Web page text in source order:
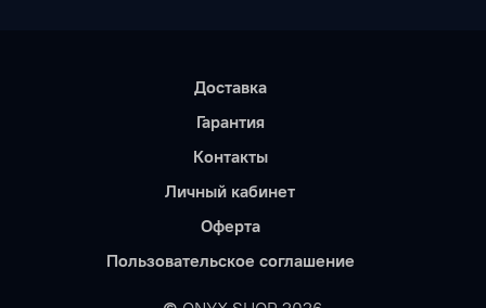
Доставка
Гарантия
Контакты
Личный кабинет
Оферта
Пользовательское соглашение